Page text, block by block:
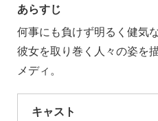
あらすじ
何事にも負けず明るく健気
彼女を取り巻く人々の姿を
メディ。
キャスト